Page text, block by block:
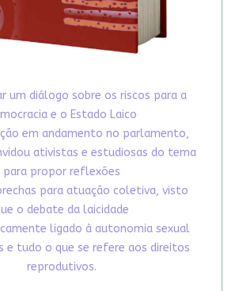
um diálogo sobre os riscos para a
e o Estado Laico
em andamento no parlamento,
ativistas e estudiosas do tema
para propor reflexões
para atuação coletiva, visto
o debate da laicidade
ligado à autonomia sexual
e tudo o que se refere aos direitos
reprodutivos.